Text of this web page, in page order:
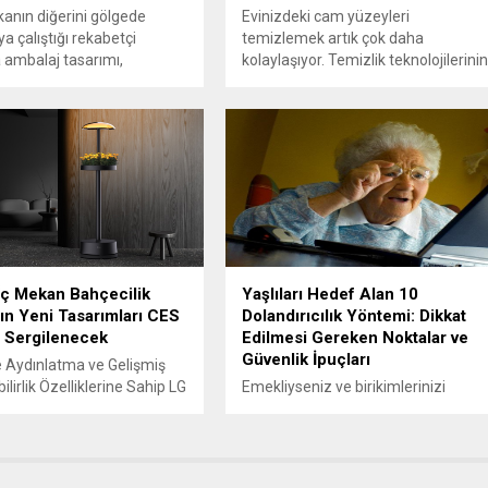
diğerini gölgede
çalıştığı rekabetçi
tasarımı,
çekiciliğine ve
toplu olarak katkıda
dizi tasarım öğesinin
renk psikolojisi de süreçte
rol oynuyor. Yapılan
göre tüketiciler bir
sonra 90
Evinizdeki cam yüzeyleri
temizlemek artık çok daha
kolaylaşıyor. Temizlik teknolojilerinin
makineleri, kusursuz temizlik
sonuçları ve pratik kullanımıyla ev
işlerini zahmetsiz hale getiriyor.
Ürünler, kablosuz tasarım ve
gelişmiş bıçak teknolojisi sayesinde
camlardan duş kabinlerine kadar
her yüzeyde etkin temizlik sağlıyor.
Mekan Bahçecilik
Yeni Tasarımları CES
Sergilenecek
ve Gelişmiş
Özelliklerine Sahip LG
Yaşlıları Hedef Alan 10
Dolandırıcılık Yöntemi: Dikkat
Edilmesi Gereken Noktalar ve
Güvenlik İpuçları
Emekliyseniz ve birikimlerinizi